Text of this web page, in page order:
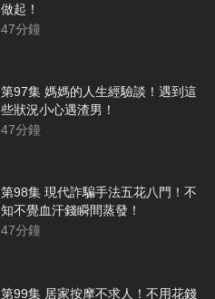
做起！
47分鐘
第97集 媽媽的人生經驗談！遇到這
些狀況小心遇渣男！
47分鐘
第98集 現代詐騙手法五花八門！不
知不覺血汗錢瞬間蒸發！
47分鐘
第99集 居家按摩不求人！不用花錢